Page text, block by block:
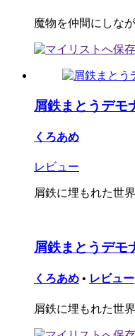
魔物を仲間にしな
屑鉄まとうデモ
くろあめ
レビュー
屑鉄に埋もれた世
屑鉄まとうデモ
くろあめ • レビュー
屑鉄に埋もれた世